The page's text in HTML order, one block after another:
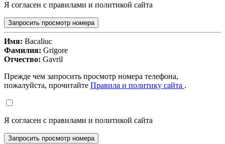
Я согласен с правилами и политикой сайта
Запросить просмотр номера
Имя: Bacaliuc
Фамилия: Grigore
Отчество: Gavril
Прежде чем запросить просмотр номера телефона,
пожалуйста, прочитайте Правила и политику сайта .
Я согласен с правилами и политикой сайта
Запросить просмотр номера